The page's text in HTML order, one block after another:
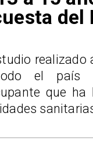
del
realizado
el país
que